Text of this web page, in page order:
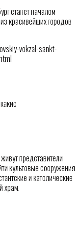
станет началом
красивейших городов
vokzal-sankt-
представители
культовые сооружения
и католические
храм.